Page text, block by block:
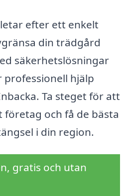
efter ett enkelt
din trädgård
säkerhetslösningar
hjälp
Ta steget för att
och få de bästa
i din region.
gratis och utan